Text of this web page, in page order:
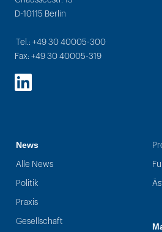
D-10115 Berlin
Tel.: +49 30 40005-300
Fax: +49 30 40005-319
LinkedIn
News
Alle News
Politik
Praxis
Gesellschaft